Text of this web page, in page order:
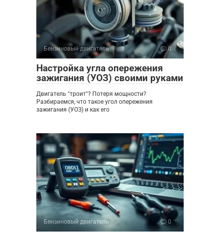
Бензиновый двигатель 0
Настройка угла опережения
зажигания (УОЗ) своими руками
Двигатель "троит"? Потеря мощности?
Разбираемся, что такое угол опережения
зажигания (УОЗ) и как его
Бензиновый двигатель 0